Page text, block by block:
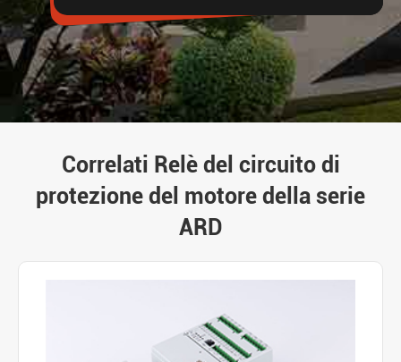
Correlati Relè del circuito di
protezione del motore della serie
ARD